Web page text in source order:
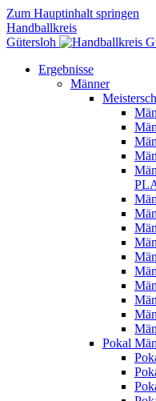
Zum Hauptinhalt springen
Handballkreis
Gütersloh
Ergebnisse
Männer
Pokal